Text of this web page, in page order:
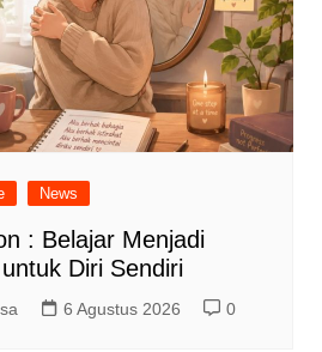
News
: Belajar Menjadi
Diri Sendiri
6 Agustus 2026 0